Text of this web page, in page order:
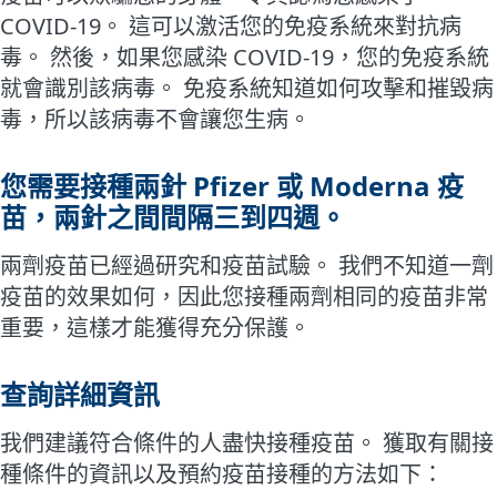
COVID-19。 這可以激活您的免疫系統來對抗病
毒。 然後，如果您感染 COVID-19，您的免疫系統
就會識別該病毒。 免疫系統知道如何攻擊和摧毀病
毒，所以該病毒不會讓您生病。
您需要接種兩針 Pfizer 或 Moderna 疫
苗，兩針之間間隔三到四週。
兩劑疫苗已經過研究和疫苗試驗。 我們不知道一劑
疫苗的效果如何，因此您接種兩劑相同的疫苗非常
重要，這樣才能獲得充分保護。
查詢詳細資訊
我們建議符合條件的人盡快接種疫苗。 獲取有關接
種條件的資訊以及預約疫苗接種的方法如下：